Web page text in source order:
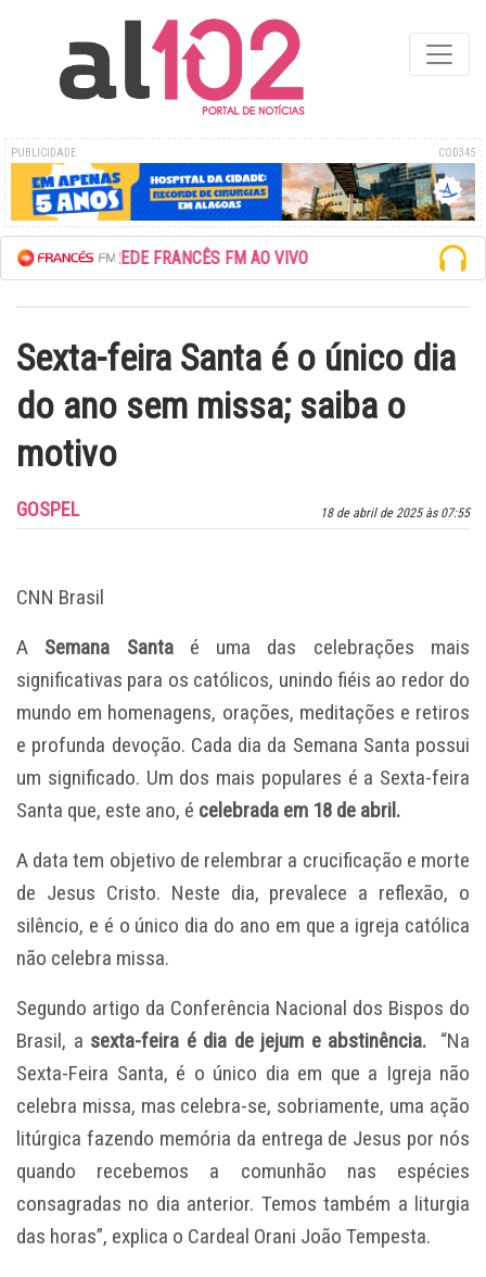
PUBLICIDADE COD345
ESCUTE A REDE FRANCÊS FM AO VIVO
Sexta-feira Santa é o único dia
do ano sem missa; saiba o
motivo
18 de abril de 2025 às 07:55
GOSPEL
CNN Brasil
A Semana Santaé uma das celebrações mais
significativas para os católicos, unindo fiéis ao redor do
mundo em homenagens, orações, meditações e retiros
e profunda devoção. Cada dia da Semana Santa possui
um significado. Um dos mais populares é a Sexta-feira
Santa que, este ano, é celebrada em 18 de abril.
A data tem objetivo de relembrar a crucificação e morte
de Jesus Cristo. Neste dia, prevalece a reflexão, o
silêncio, e é o único dia do ano em que a igreja católica
não celebra missa.
Segundo artigo da Conferência Nacional dos Bispos do
Brasil, a sexta-feira é dia de jejum e abstinência. “Na
Sexta-Feira Santa, é o único dia em que a Igreja não
celebra missa, mas celebra-se, sobriamente, uma ação
litúrgica fazendo memória da entrega de Jesus por nós
quando recebemos a comunhão nas espécies
consagradas no dia anterior. Temos também a liturgia
das horas”, explica o Cardeal Orani João Tempesta.